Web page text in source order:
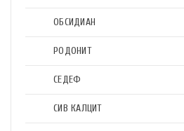
ОБСИДИАН
РОДОНИТ
СЕДЕФ
СИВ КАЛЦИТ